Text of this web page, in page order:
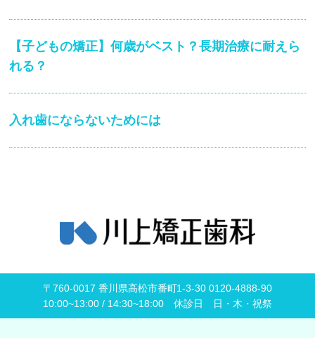
【子どもの矯正】何歳がベスト？長期治療に耐えら
れる？
入れ歯にならないためには
〒760-0017 香川県高松市番町1-3-30 0120-4888-90
10:00~13:00 / 14:30~18:00 休診日 日・木・祝祭